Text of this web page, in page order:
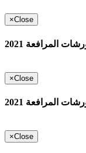
×Close
المرافعة 2021
×Close
المرافعة 2021
×Close